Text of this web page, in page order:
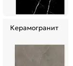
Керамогранит